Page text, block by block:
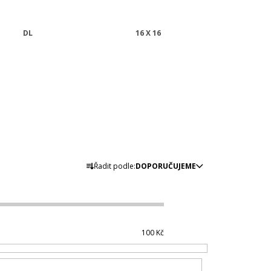
DL 16 X 16
Ř
E
Í
P
Řadit podle:DOPORUČUJEME
100Kč